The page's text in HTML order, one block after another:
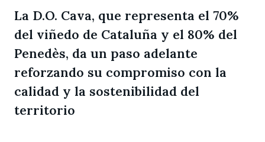
La D.O. Cava, que representa el 70%
del viñedo de Cataluña y el 80% del
Penedès, da un paso adelante
reforzando su compromiso con la
calidad y la sostenibilidad del
territorio